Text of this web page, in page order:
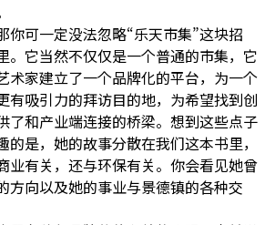
你可一定没法忽略“乐天市集”这块招
。它当然不仅仅是一个普通的市集，它
术家建立了一个品牌化的平台，为一个
有吸引力的拜访目的地，为希望找到创
了和产业端连接的桥梁。想到这些点子
是，她的故事分散在我们这本书里，
业有关，还与环保有关。你会看见她曾
方向以及她的事业与景德镇的各种交